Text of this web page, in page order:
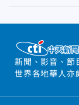
新聞、影音、節
世界各地華人亦